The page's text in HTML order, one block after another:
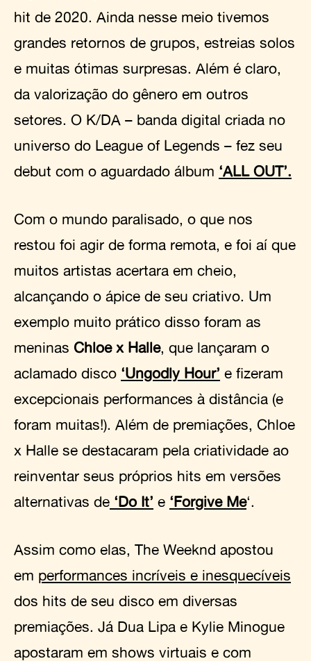
hit de 2020. Ainda nesse meio tivemos
grandes retornos de grupos, estreias solos
e muitas ótimas surpresas. Além é claro,
da valorização do gênero em outros
setores. O K/DA – banda digital criada no
universo do League of Legends – fez seu
debut com o aguardado álbum ‘ALL OUT’.
Com o mundo paralisado, o que nos
restou foi agir de forma remota, e foi aí que
muitos artistas acertara em cheio,
alcançando o ápice de seu criativo. Um
exemplo muito prático disso foram as
meninas Chloe x Halle, que lançaram o
aclamado disco ‘Ungodly Hour’ e fizeram
excepcionais performances à distância (e
foram muitas!). Além de premiações, Chloe
x Halle se destacaram pela criatividade ao
reinventar seus próprios hits em versões
alternativas de ‘Do It’ e ‘Forgive Me‘.
Assim como elas, The Weeknd apostou
em performances incríveis e inesquecíveis
dos hits de seu disco em diversas
premiações. Já Dua Lipa e Kylie Minogue
apostaram em shows virtuais e com